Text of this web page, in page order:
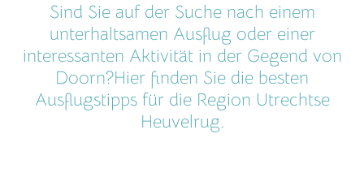
Sind Sie auf der Suche nach einem
unterhaltsamen Ausflug oder einer
interessanten Aktivität in der Gegend von
Doorn?Hier finden Sie die besten
Ausflugstipps für die Region Utrechtse
Heuvelrug.